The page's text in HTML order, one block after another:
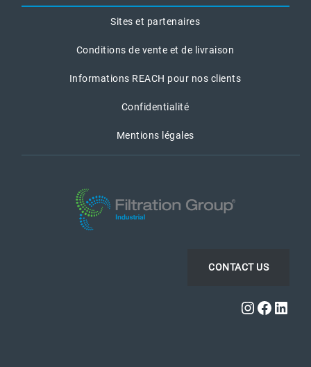
Sites et partenaires
Conditions de vente et de livraison
Informations REACH pour nos clients
Confidentialité
Mentions légales
CONTACT US